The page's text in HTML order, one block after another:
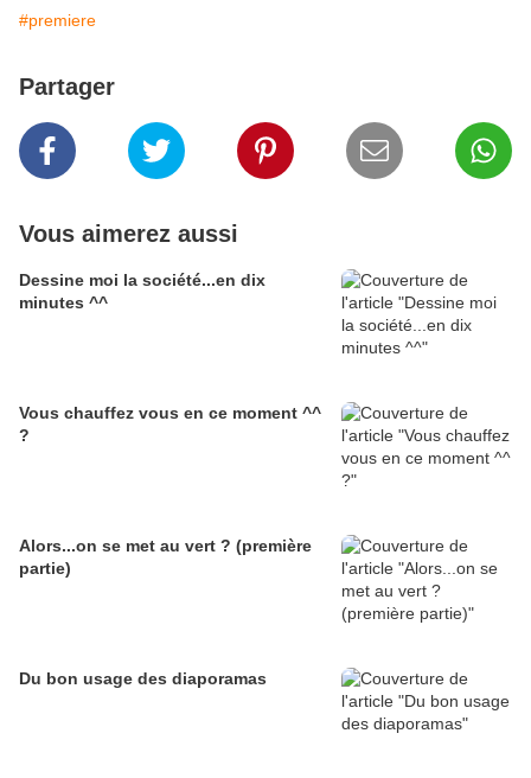
#premiere
Partager
Vous aimerez aussi
Dessine moi la société...en dix
minutes ^^
Vous chauffez vous en ce moment ^^
?
Alors...on se met au vert ? (première
partie)
Du bon usage des diaporamas